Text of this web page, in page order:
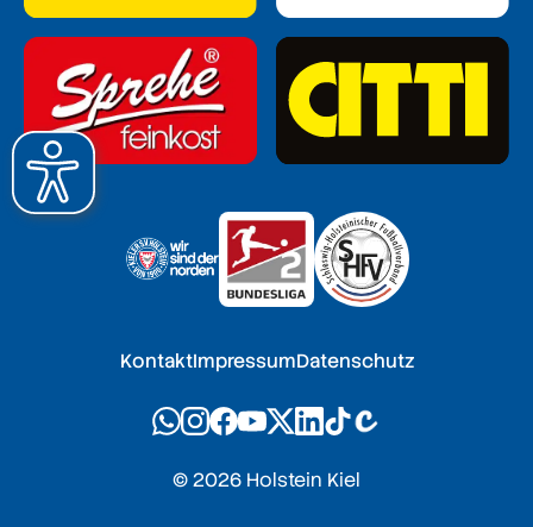
© 2026 Holstein Kiel
KontaktImpressumDatenschutz